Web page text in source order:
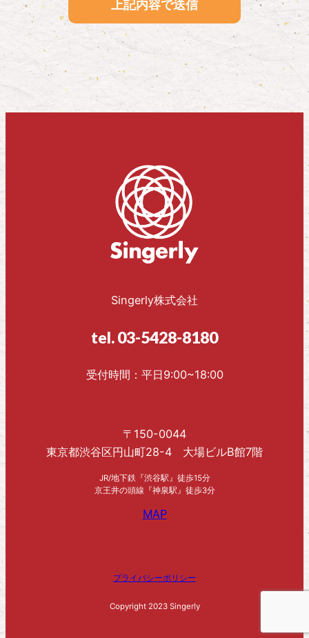
Singerly株式会社
tel. 03-5428-8180
受付時間：平日9:00~18:00
〒150-0044
東京都渋谷区円山町28-4 大場ビルB館7階
JR/地下鉄『渋谷駅』徒歩15分
京王井の頭線『神泉駅』徒歩3分
MAP
プライバシーポリシー
Copyright 2023 Singerly